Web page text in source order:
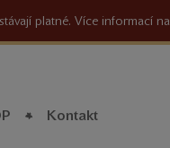
platné. Více informací na
Kontakt